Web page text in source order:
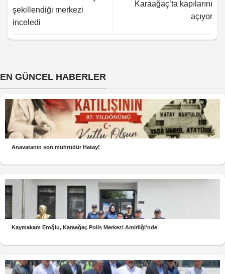
şekillendiği merkezi
inceledi
Karaağaç’ta kapılarını
açıyor
EN GÜNCEL HABERLER
Anavatanın son mührüdür Hatay!
Kaymakam Eroğlu, Karaağaç Polis Merkezi Amirliği’nde